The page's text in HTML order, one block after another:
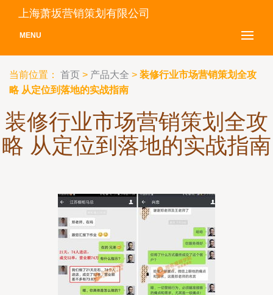
上海萧坂营销策划有限公司
MENU
当前位置： 首页 > 产品大全 > 装修行业市场营销策划全攻
略 从定位到落地的实战指南
装修行业市场营销策划全攻
略 从定位到落地的实战指南